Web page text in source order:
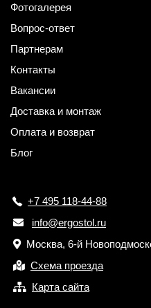
Фотогалерея
Вопрос-ответ
Партнерам
Контакты
Вакансии
Доставка и монтаж
Оплата и возврат
Блог
+7 495 118-44-88
info@ergostol.ru
Москва, 6-й
Схема проезда
Карта сайта